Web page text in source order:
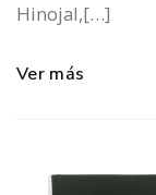
Hinojal,[…]
Ver más